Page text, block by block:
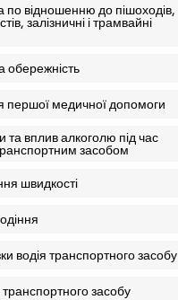
по відношенню до пішоходів,
залізничні і трамвайні
обережність
першої медичної допомоги
та вплив алкоголю під час
засобом
швидкості
водія транспортного засобу
засобу